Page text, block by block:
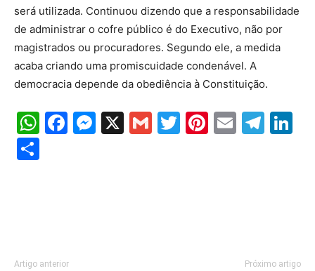
será utilizada. Continuou dizendo que a responsabilidade
de administrar o cofre público é do Executivo, não por
magistrados ou procuradores. Segundo ele, a medida
acaba criando uma promiscuidade condenável. A
democracia depende da obediência à Constituição.
WhatsApp
Facebook
Messenger
X GmailTwitter
Pinterest
Email
Artigo anterior Próximo artigo